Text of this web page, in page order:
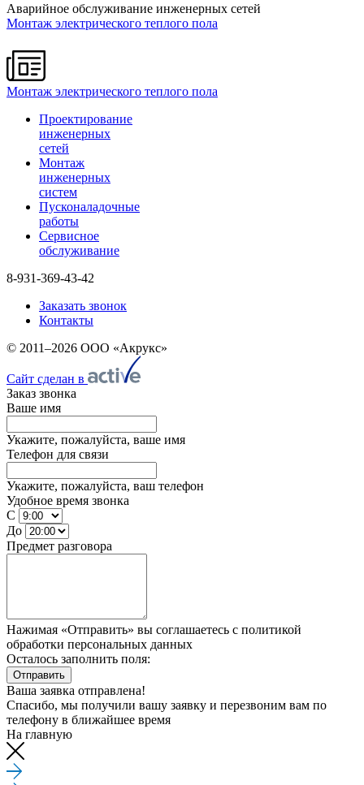
Аварийное обслуживание инженерных сетей
Монтаж электрического теплого пола
Монтаж электрического теплого пола
Проектирование
инженерных
сетей
Монтаж
инженерных
систем
Пусконаладочные
работы
Сервисное
обслуживание
8-931-369-43-42
Заказать звонок
Контакты
© 2011–2026 ООО «Акрукс»
Сайт сделан в
Заказ звонка
Ваше имя
Укажите, пожалуйста, ваше имя
Телефон для связи
Укажите, пожалуйста, ваш телефон
Удобное время звонка
С
До
Предмет разговора
Нажимая «Отправить» вы соглашаетесь с политикой
обработки персональных данных
Осталось заполнить поля:
Отправить
Ваша заявка отправлена!
Спасибо, мы получили вашу заявку и перезвоним вам по
телефону в ближайшее время
На главную